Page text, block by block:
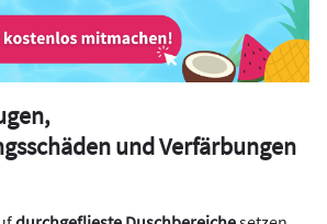
und Verfärbungen